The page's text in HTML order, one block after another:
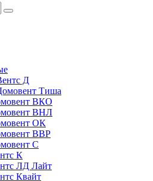
Д
Тиша
ВКО
ВНЛ
ОК
ВВР
С
К
ЛД Лайт
Квайт